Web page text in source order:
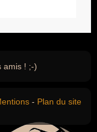
amis ! ;-)
- Plan du site